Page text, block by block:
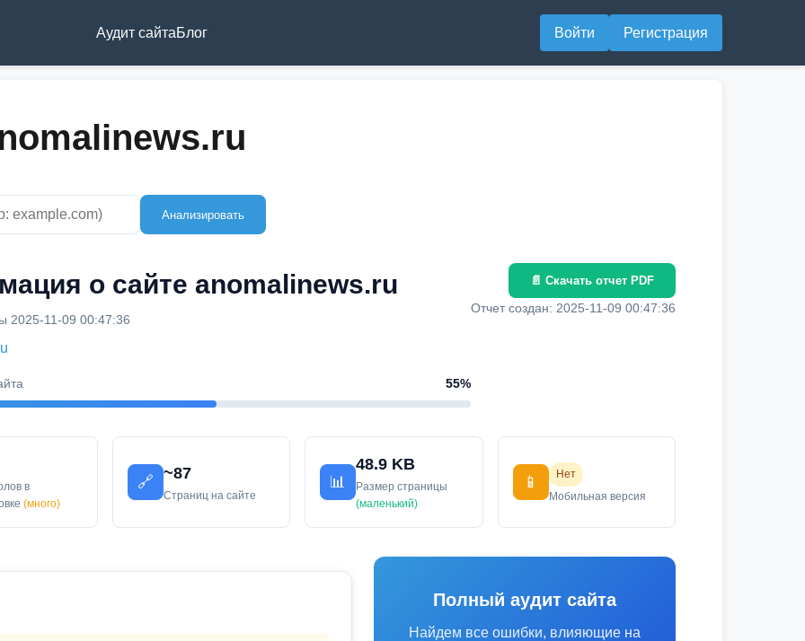
Аудит сайтаБлог Войти Регистрация
Анализировать
о сайте anomalinews.ru
2025-11-09 00:47:36
55%
📄 Скачать отчет PDF
Отчет создан: 2025-11-09 00:47:36
в
(много)
🔗
~87
Страниц на сайте
📊
48.9 KB
Размер страницы
(маленький)
📱
Нет
Мобильная версия
Полный аудит сайта
Найдем все ошибки, влияющие на